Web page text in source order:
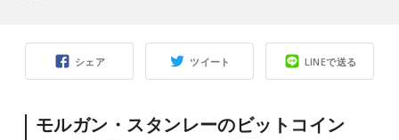
シェア ツイート LINEで送る
モルガン・スタンレーのビットコイン